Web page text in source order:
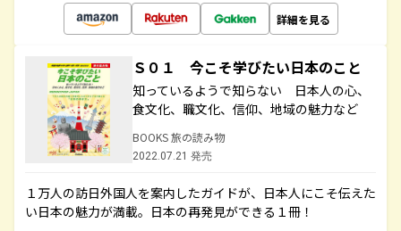
詳細を見る
Ｓ０１ 今こそ学びたい日本のこと
知っているようで知らない 日本人の心、
食文化、職文化、信仰、地域の魅力など
BOOKS 旅の読み物
2022.07.21 発売
１万人の訪日外国人を案内したガイドが、日本人にこそ伝えた
い日本の魅力が満載。日本の再発見ができる１冊！